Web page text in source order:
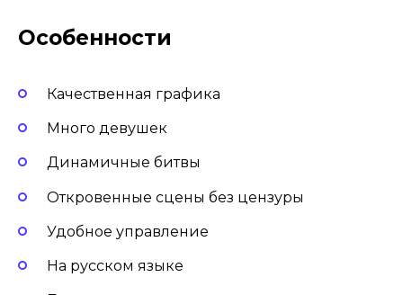
Особенности
Качественная графика
Много девушек
Динамичные битвы
Откровенные сцены без цензуры
Удобное управление
На русском языке